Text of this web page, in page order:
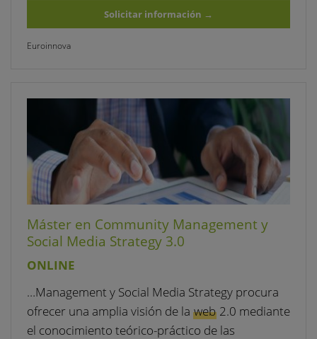
Solicitar información →
Euroinnova
Máster en Community Management y
Social Media Strategy 3.0
ONLINE
…Management y Social Media Strategy procura
ofrecer una amplia visión de la web2.0 mediante
el conocimiento teórico-práctico de las